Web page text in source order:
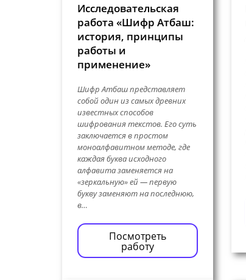
Исследовательская
работа «Шифр Атбаш:
история, принципы
работы и
применение»
Шифр Атбаш представляет
собой один из самых древних
известных способов
шифрования текстов. Его суть
заключается в простом
моноалфавитном методе, где
каждая буква исходного
алфавита заменяется на
«зеркальную» ей — первую
букву заменяют на последнюю,
в…
Посмотреть
работу